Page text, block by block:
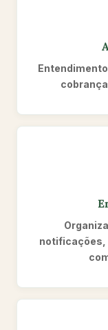
notificações,